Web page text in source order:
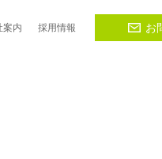
案内 採用情報 お